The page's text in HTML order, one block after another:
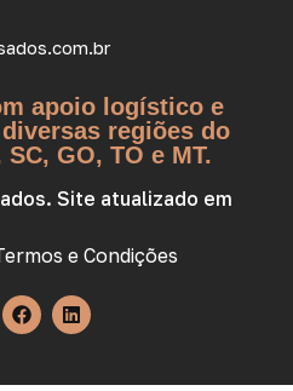
apoio logístico e
regiões do
GO, TO e MT.
Site atualizado em
e Condições